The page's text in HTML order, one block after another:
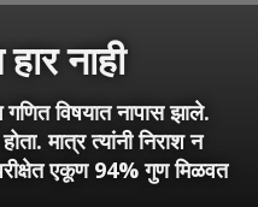
नाही
गणित विषयात नापास झाले.
मात्र त्यांनी निराश न
एकूण 94% गुण मिळवत